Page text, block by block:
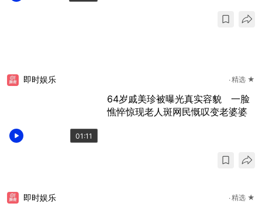
01:11
即时娱乐 精选 ★
64岁戚美珍被曝光真实容貌 一脸
憔悴惊现老人斑网民慨叹变老婆婆
即时娱乐 精选 ★